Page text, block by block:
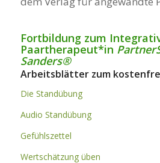
Fortbildungzum
Paartherapeut*in
Sanders®
Arbeitsblätter zum
Die Standübung
Audio Standübung
Gefühlszettel
Wertschätzung üben